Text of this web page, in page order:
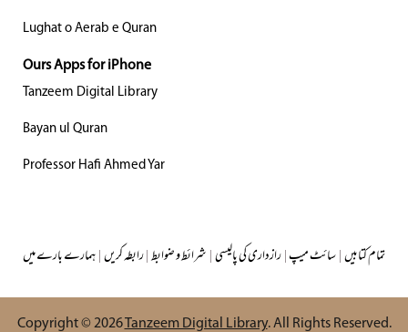
Lughat o Aerab e Quran
Ours Apps for iPhone
Tanzeem Digital Library
Bayan ul Quran
Professor Hafi Ahmed Yar
ہمارے بارے میں|رابطہ کریں|شرائط و ضوابط|رازداری کی پالیسی|سائٹ میپ|تمام کتابیں
Copyright © 2026Tanzeem Digital Library. All Rights Reserved.